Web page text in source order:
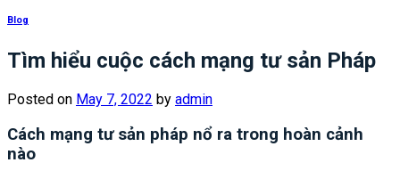
Blog
Tìm hiểu cuộc cách mạng tư sản Pháp
Posted on May 7, 2022 by admin
Cách mạng tư sản pháp nổ ra trong hoàn cảnh
nào